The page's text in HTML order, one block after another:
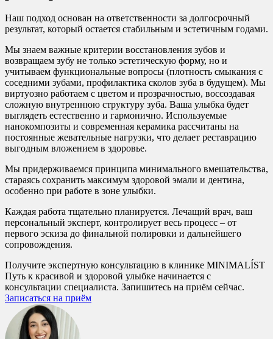
Наш подход основан на ответственности за долгосрочный
результат, который остается стабильным и эстетичным годами.
Мы знаем важные критерии восстановления зубов и
возвращаем зубу не только эстетическую форму, но и
учитываем функциональные вопросы (плотность смыкания с
соседними зубами, профилактика сколов зуба в будущем). Мы
виртуозно работаем с цветом и прозрачностью, воссоздавая
сложную внутреннюю структуру зуба. Ваша улыбка будет
выглядеть естественно и гармонично. Используемые
нанокомпозиты и современная керамика рассчитаны на
постоянные жевательные нагрузки, что делает реставрацию
выгодным вложением в здоровье.
Мы придерживаемся принципа минимального вмешательства,
стараясь сохранить максимум здоровой эмали и дентина,
особенно при работе в зоне улыбки.
Каждая работа тщательно планируется. Лечащий врач, ваш
персональный эксперт, контролирует весь процесс – от
первого эскиза до финальной полировки и дальнейшего
сопровождения.
Получите экспертную консультацию в клинике MINIMALÍST
Путь к красивой и здоровой улыбке начинается с
консультации специалиста. Запишитесь на приём сейчас.
Записаться на приём